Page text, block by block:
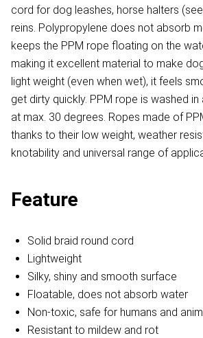
cord for dog leashes, horse halters
reins. Polypropylene does not absorb
keeps the PPM rope floating on the
making it excellent material to make
light weight (even when wet), it feels
get dirty quickly. PPM rope is washed in
at max. 30 degrees. Ropes made of
thanks to their low weight, weather
knotability and universal range of
Feature
Solid braid round cord
Lightweight
Silky, shiny and smooth surface
Floatable, does not absorb water
Non-toxic, safe for humans and
Resistant to mildew and rot